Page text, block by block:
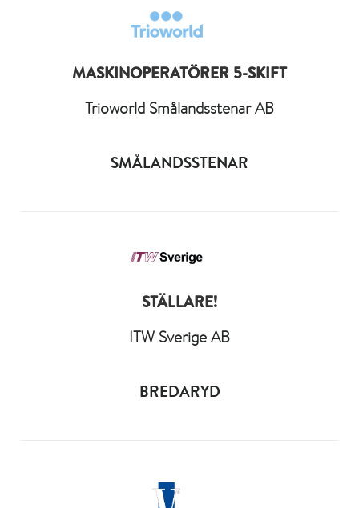
MASKINOPERATÖRER 5-SKIFT
Trioworld Smålandsstenar AB
SMÅLANDSSTENAR
STÄLLARE!
ITW Sverige AB
BREDARYD